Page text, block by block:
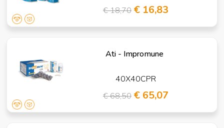
€ 18,70 € 16,83
Ati - Impromune
40X40CPR
€ 68,50 € 65,07